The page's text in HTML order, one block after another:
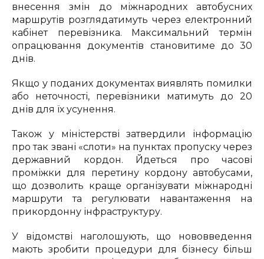
внесення змін до міжнародних автобусних
маршрутів розглядатимуть через електронний
кабінет перевізника. Максимальний термін
опрацювання документів становитиме до 30
днів.
Якщо у поданих документах виявлять помилки
або неточності, перевізники матимуть до 20
днів для їх усунення.
Також у міністерстві затвердили інформацію
про так звані «слоти» на пунктах пропуску через
державний кордон. Йдеться про часові
проміжки для перетину кордону автобусами,
що дозволить краще організувати міжнародні
маршрути та регулювати навантаження на
прикордонну інфраструктуру.
У відомстві наголошують, що нововведення
мають зробити процедури для бізнесу більш